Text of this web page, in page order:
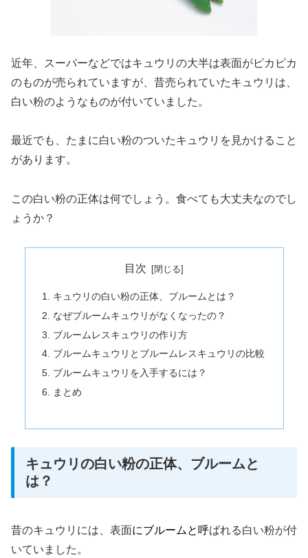
近年、スーパーなどではキュウリの大半は表面がピカピカ
のものが売られていますが、昔売られていたキュウリは、
白い粉のようなものが付いていました。
最近でも、たまに白い粉のついたキュウリを見かけること
があります。
この白い粉の正体は何でしょう。食べても大丈夫なのでし
ょうか？
目次
キュウリの白い粉の正体、ブルームとは？
なぜブルームキュウリがなくなったの？
ブルームレスキュウリの作り方
ブルームキュウリとブルームレスキュウリの比較
ブルームキュウリを入手するには？
まとめ
キュウリの白い粉の正体、ブルームと
は？
昔のキュウリには、表面にブルームと呼ばれる白い粉が付
いていました。